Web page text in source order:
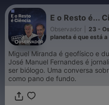
E o Resto é...
Observador
23 -
planeta é que está
Miguel Miranda é geofísico e
José Manuel Fernandes é
ser biólogo. Uma conversa
como pano de fundo.